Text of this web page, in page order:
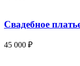
Свадебное
45 000 ₽